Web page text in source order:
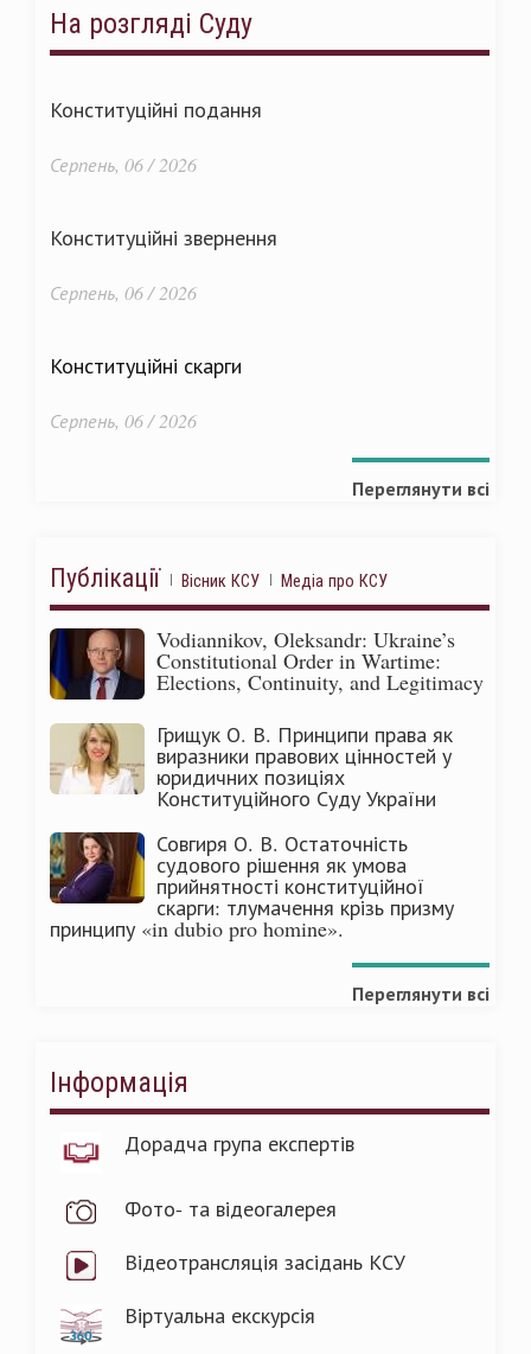
На розгляді Суду
Конституційні подання
Серпень, 06 / 2026
Конституційні звернення
Серпень, 06 / 2026
Конституційні скарги
Серпень, 06 / 2026
Переглянути всі
Публікації Вісник КСУ Медіа про КСУ
Vodiannikov, Oleksandr: Ukraine’s
Constitutional Order in Wartime:
Elections, Continuity, and Legitimacy
Грищук О. В. Принципи права як
виразники правових цінностей у
юридичних позиціях
Конституційного Суду України
Совгиря О. В. Остаточність
судового рішення як умова
прийнятності конституційної
скарги: тлумачення крізь призму
принципу «in dubio pro homine».
Переглянути всі
Інформація
Дорадча група експертів
Фото- та відеогалерея
Відеотрансляція засідань КСУ
Віртуальна екскурсія